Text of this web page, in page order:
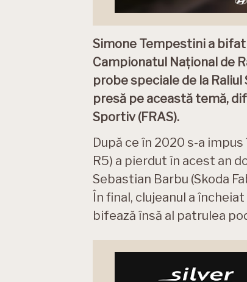
Simone Tempestini a
Campionatul Național de
probe speciale de la
presă pe această temă,
Sportiv (FRAS).
După ce în 2020 s-a
R5) a pierdut în acest an
Sebastian Barbu (Skoda
În final, clujeanul a
bifează însă al patrulea